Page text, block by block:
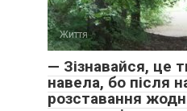
Життя
— Зізнавайся, це
навела, бо після
розставання